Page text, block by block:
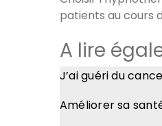
patients au cours
A lire
J’ai guéri du
Améliorer sa